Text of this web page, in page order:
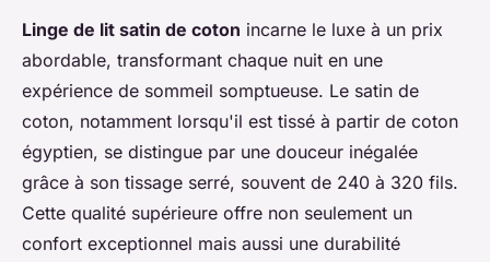
Linge de lit satin de coton incarne le luxe à un prix
abordable, transformant chaque nuit en une
expérience de sommeil somptueuse. Le satin de
coton, notamment lorsqu'il est tissé à partir de coton
égyptien, se distingue par une douceur inégalée
grâce à son tissage serré, souvent de 240 à 320 fils.
Cette qualité supérieure offre non seulement un
confort exceptionnel mais aussi une durabilité